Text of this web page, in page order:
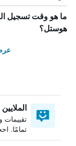
ما هو وقت تسجيل
هوستل؟
تقييمات
تمامًا.